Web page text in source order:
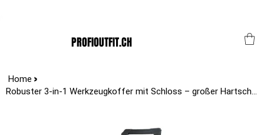
PROFIOUTFIT.CH
Home >
Robuster 3-in-1 Werkzeugkoffer mit Schloss – großer Hartschalen-Organizer